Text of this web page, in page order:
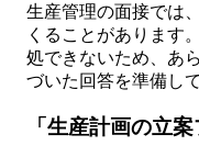
生産管理の面接では
くることがあります
処できないため、あ
づいた回答を準備し
「生産計画の立